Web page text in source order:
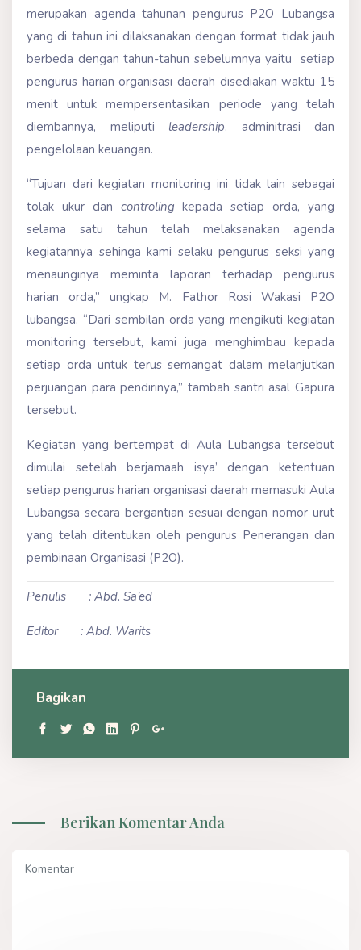
merupakan agenda tahunan pengurus P2O Lubangsa
yang di tahun ini dilaksanakan dengan format tidak jauh
berbeda dengan tahun-tahun sebelumnya yaitu setiap
pengurus harian organisasi daerah disediakan waktu 15
menit untuk mempersentasikan periode yang telah
diembannya, meliputi leadership, adminitrasi dan
pengelolaan keuangan.
“Tujuan dari kegiatan monitoring ini tidak lain sebagai
tolak ukur dan controling kepada setiap orda, yang
selama satu tahun telah melaksanakan agenda
kegiatannya sehinga kami selaku pengurus seksi yang
menaunginya meminta laporan terhadap pengurus
harian orda,” ungkap M. Fathor Rosi Wakasi P2O
lubangsa. “Dari sembilan orda yang mengikuti kegiatan
monitoring tersebut, kami juga menghimbau kepada
setiap orda untuk terus semangat dalam melanjutkan
perjuangan para pendirinya,” tambah santri asal Gapura
tersebut.
Kegiatan yang bertempat di Aula Lubangsa tersebut
dimulai setelah berjamaah isya’ dengan ketentuan
setiap pengurus harian organisasi daerah memasuki Aula
Lubangsa secara bergantian sesuai dengan nomor urut
yang telah ditentukan oleh pengurus Penerangan dan
pembinaan Organisasi (P2O).
Penulis : Abd. Sa’ed
Editor : Abd. Warits
Bagikan
Berikan Komentar Anda